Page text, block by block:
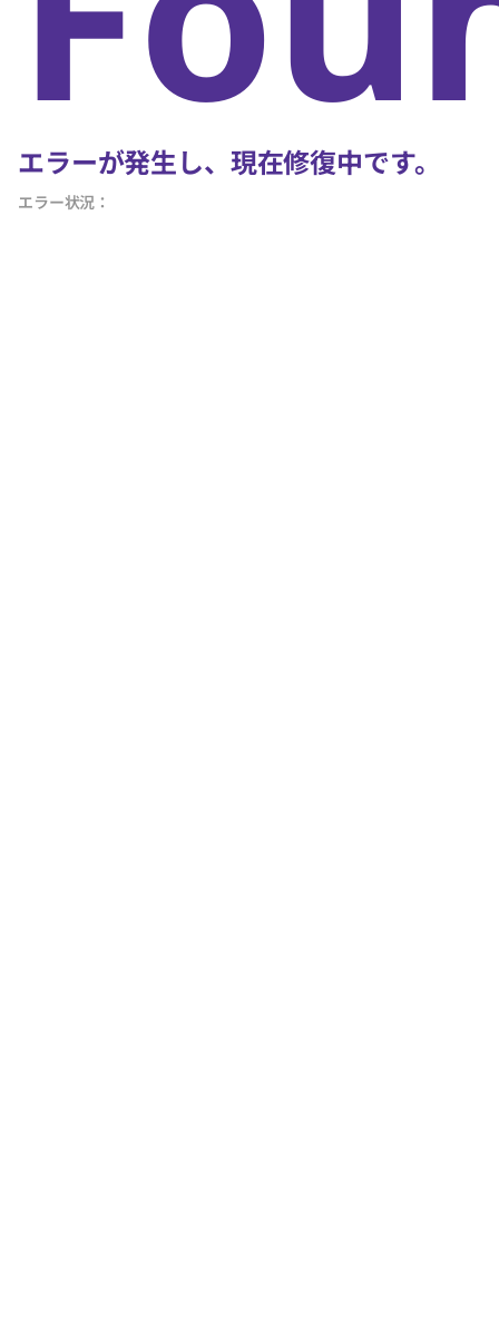
エラーが発生し、現在修復中です。
エラー状況：